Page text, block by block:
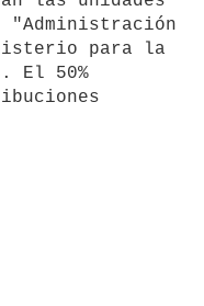
para la
El 50%